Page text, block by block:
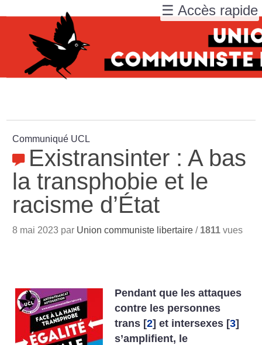
Communiqué UCL
Existransinter : A bas
la transphobie et le
racisme d’État
8 mai 2023 par Union communiste libertaire / 1811 vues
Pendant que les attaques
contre les personnes
trans [2] et intersexes [3]
s’amplifient, le
☰ Accès rapide